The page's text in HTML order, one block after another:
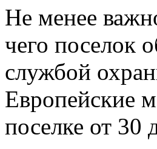
Не менее
чего поселок
службой
Европейские
поселке от 30